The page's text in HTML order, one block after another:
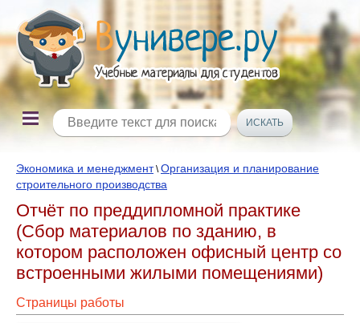
Экономика и менеджмент\Организация и планирование
строительного производства
Отчёт по преддипломной практике
(Сбор материалов по зданию, в
котором расположен офисный центр со
встроенными жилыми помещениями)
Страницы работы